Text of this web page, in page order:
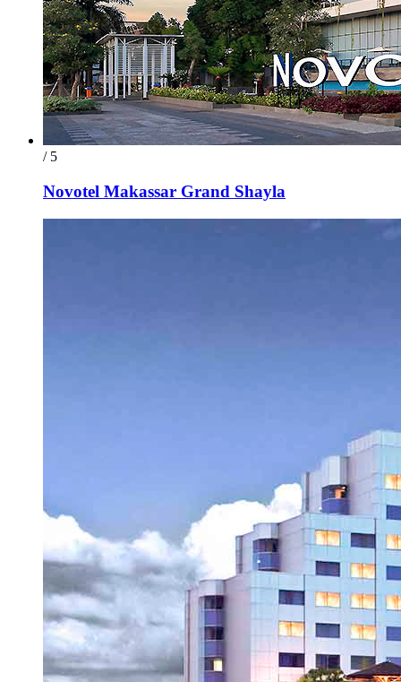
/ 5
Novotel Makassar Grand Shayla